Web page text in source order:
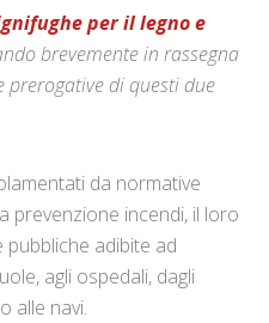
per il legno e
brevemente in rassegna
di questi due
da normative
prevenzione incendi, il loro
adibite ad
agli ospedali, dagli
alle navi.